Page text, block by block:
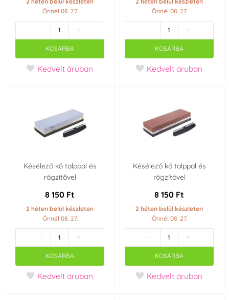
Önnél 08. 27.
- +
KOSÁRBA
Kedvelt áruban
Önnél 08. 27.
- +
KOSÁRBA
Kedvelt áruban
Késélező kő talppal és
rögzítővel
8 150 Ft
2 héten belül készleten
Önnél 08. 27.
- +
KOSÁRBA
Kedvelt áruban
Késélező kő talppal és
rögzítővel
8 150 Ft
2 héten belül készleten
Önnél 08. 27.
- +
KOSÁRBA
Kedvelt áruban